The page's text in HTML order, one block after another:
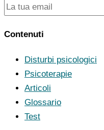
Contenuti
Disturbi psicologici
Psicoterapie
Articoli
Glossario
Test